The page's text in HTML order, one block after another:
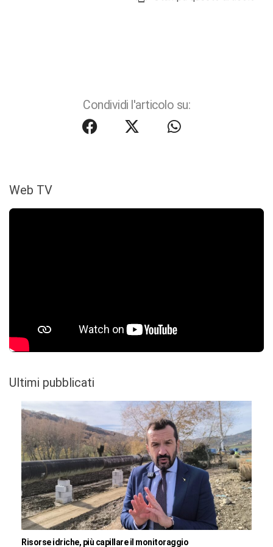
Condividi l'articolo su:
Web TV
Ultimi pubblicati
Risorse idriche, più capillare il monitoraggio